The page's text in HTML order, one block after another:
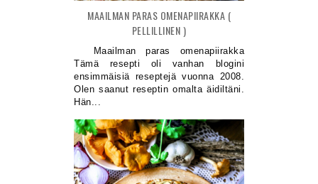
MAAILMAN PARAS OMENAPIIRAKKA (
PELLILLINEN )
Maailman paras omenapiirakka
Tämä resepti oli vanhan blogini
ensimmäisiä reseptejä vuonna 2008.
Olen saanut reseptin omalta äidiltäni.
Hän...